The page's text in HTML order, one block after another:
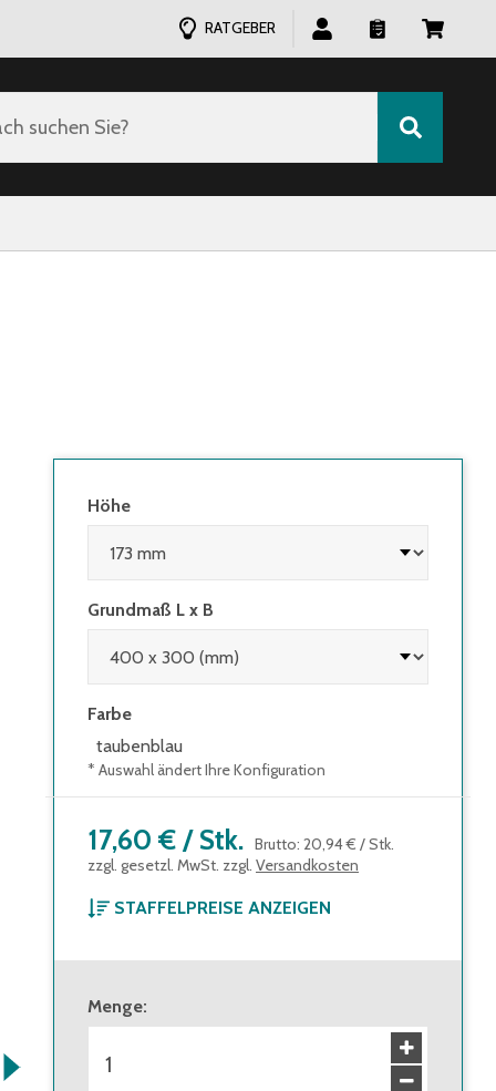
RATGEBER
suchen Sie?
Höhe
Grundmaß L x B
Farbe
taubenblau
* Auswahl ändert Ihre Konfiguration
17,60 € / Stk. Brutto: 20,94 € /Stk.
zzgl. gesetzl. MwSt. zzgl. Versandkosten
STAFFELPREISE ANZEIGEN
ab 240 Stück
Menge: